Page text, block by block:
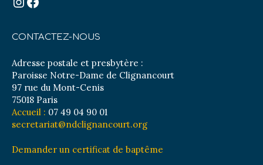
CONTACTEZ-NOUS
Adresse postale et presbytère :
Paroisse Notre-Dame de Clignancourt
97 rue du Mont-Cenis
75018 Paris
Accueil : 07 49 04 90 01
secretariat@ndclignancourt.org
Demander un certificat de baptême